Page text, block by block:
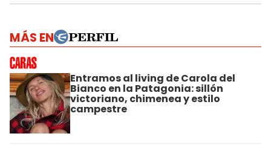
MÁS EN
Entramos al living de Carola del
Bianco en la Patagonia: sillón
victoriano, chimenea y estilo
campestre